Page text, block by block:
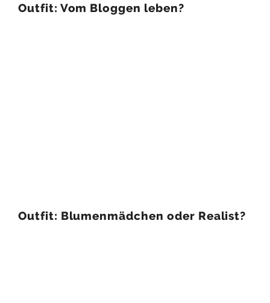
Outfit: Vom Bloggen leben?
Outfit: Blumenmädchen oder Realist?